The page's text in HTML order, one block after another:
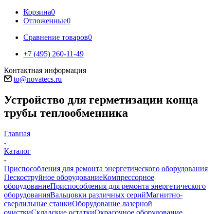
Корзина0
Отложенные0
Сравнение товаров0
+7 (495) 260-11-49
Контактная информация
to@novatecs.ru
Устройство для герметизации конца
трубы теплообменника
Главная
-
Каталог
-
Приспособления для ремонта энергетического оборудования
Пескоструйное оборудованиеКомпрессорное
оборудованиеПриспособления для ремонта энергетического
оборудованияВальцовки различных серийМагнитно-
сверлильные станкиОборудование лазерной
очисткиСкладские остаткиОкрасочное оборудование